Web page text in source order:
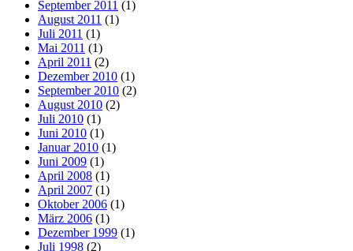
September 2011 (1)
August 2011 (1)
Juli 2011 (1)
Mai 2011 (1)
April 2011 (2)
Dezember 2010 (1)
September 2010 (2)
August 2010 (2)
Juli 2010 (1)
Juni 2010 (1)
Januar 2010 (1)
Juni 2009 (1)
April 2008 (1)
April 2007 (1)
Oktober 2006 (1)
März 2006 (1)
Dezember 1999 (1)
Juli 1998 (2)